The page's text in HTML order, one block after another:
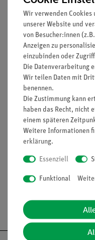
Vorteile
minimale
lichtstarke
einfaches Lehren
ideale Ergänzung
direkt vergleichbare
Lieferumfang
Media / Downloads
Wir verwenden Cookies
unserer Website und
von Besucher:innen
Anzeigen zu
einzubinden oder
Die Datenverarbeitung
Wir teilen Daten mit
benennen.
Die Zustimmung kann
haben das Recht, nicht
einem späteren
Weitere Informationen
erklärung.
Essenziell
Funktional